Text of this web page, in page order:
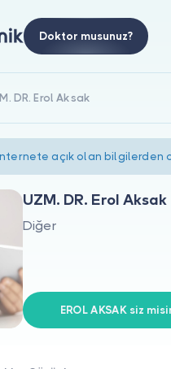
Doktor musunuz?
DR. Erol Aksak
açık olan
UZM. DR. Erol Aksak
Diğer
EROL AKSAK siz